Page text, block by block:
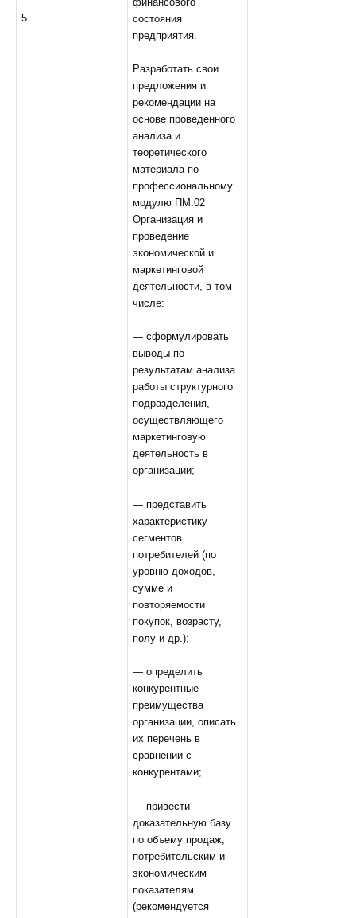
5.
состояния
предприятия.
Разработать свои
предложения и
рекомендации на
основе проведенного
анализа и
теоретического
материала по
профессиональному
модулю ПМ.02
Организация и
проведение
экономической и
маркетинговой
деятельности, в том
числе:
— сформулировать
выводы по
результатам анализа
работы структурного
подразделения,
осуществляющего
маркетинговую
деятельность в
организации;
— представить
характеристику
сегментов
потребителей (по
уровню доходов,
сумме и
повторяемости
покупок, возрасту,
полу и др.);
— определить
конкурентные
преимущества
организации, описать
их перечень в
сравнении с
конкурентами;
— привести
доказательную базу
по объему продаж,
потребительским и
экономическим
показателям
(рекомендуется